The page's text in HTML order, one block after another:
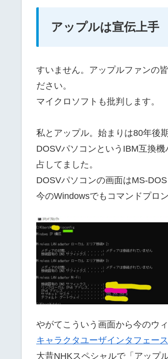
アップルは宣伝上手
すいません。アップルファンの
ださい。
マイクロソフトも批判します。
私とアップル。始まりは80年後
DOSVパソコンというIBM互換
占してました。
DOSVパソコンの画面はMS-DOS
今のWindowsでもコマンドプロ
やがてこういう画面から今のウ
キャラクタユーザインタフェース
大昔NHKスペシャルで「アップ